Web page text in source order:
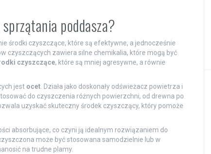
poddasza?
środki czyszczące, które są efektywne, a jednocześnie
czyszczących zawiera silne chemikalia, które mogą być
czyszczące, które są mniej agresywne, a równie
jest ocet. Działa jako doskonały odświeżacz powietrza i
do czyszczenia różnych powierzchni, od drewna po
uzyskać skuteczny środek czyszczący, który pomoże
absorbujące, co czyni ją idealnym rozwiązaniem do
może być stosowana samodzielnie lub w
na trudne plamy.